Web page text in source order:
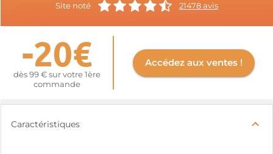
Site noté 21478 avis
-20€
dès 99 € sur votre 1ère
commande
Accédez aux ventes !
Caractéristiques